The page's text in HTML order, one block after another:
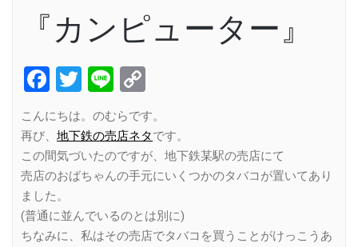
『カンピューター』
Facebook
Twitter
Line
Link
こんにちは。のむらです。
再び、 地下鉄の売店ネタです。
この間気づいたのですが、地下鉄某駅の売店にて
売店のおばちゃんの手元にいくつかのタバコが置いてあり
ました。
(普通に並んでいるのとは別に)
ちなみに、私はその売店でタバコを買うことがけっこうあ